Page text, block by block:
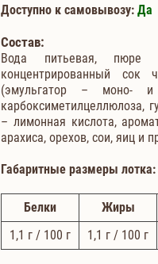
Доступно к самовывозу: Да
Состав:
Вода питьевая, пюре
концентрированный сок
(эмульгатор – моно- и
карбоксиметилцеллюлоза,
– лимонная кислота,
арахиса, орехов, сои, яиц и
Габаритные размеры лотка:
Белки Жиры
1,1 г / 100 г 1,1 г / 100 г